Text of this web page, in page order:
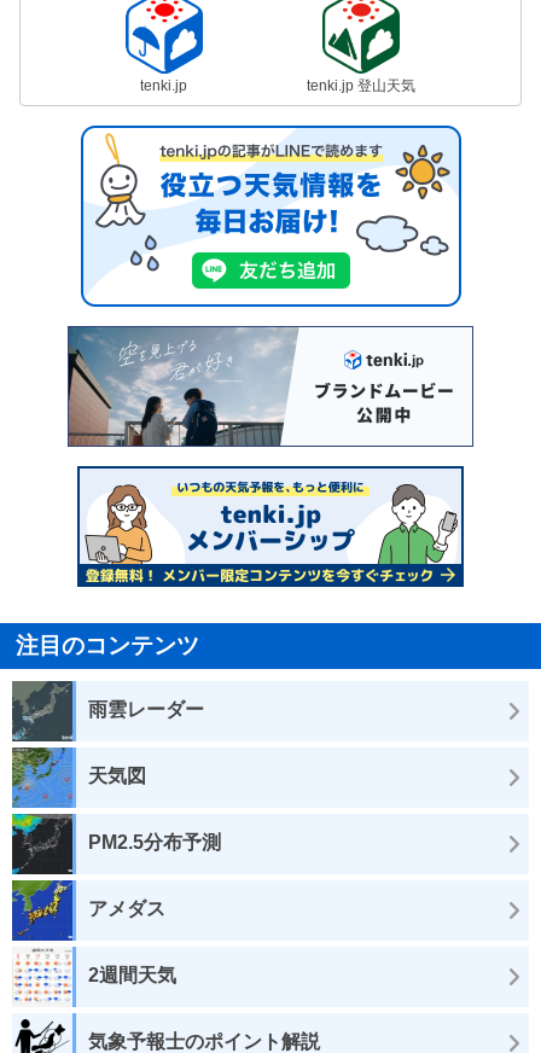
tenki.jp tenki.jp 登山天気
注目のコンテンツ
雨雲レーダー
天気図
PM2.5分布予測
アメダス
2週間天気
気象予報士のポイント解説